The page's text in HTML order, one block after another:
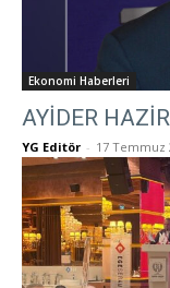
Ekonomi Haberleri
AYİDER
YG Editör - 17 Temmuz